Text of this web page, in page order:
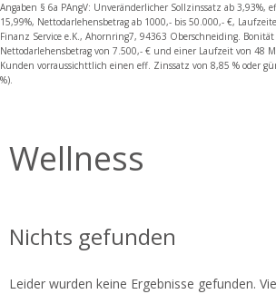
Angaben § 6a PAngV: Unveränderlicher Sollzinssatz ab 3,93%,
15,99%, Nettodarlehensbetrag ab 1000,- bis 50.000,- €,
Finanz Service e.K., Ahornring7, 94363 Oberschneiding. Bonität
Nettodarlehensbetrag von 7.500,- € und einer Laufzeit von 48
Kunden vorraussichttlich einen eff. Zinssatz von 8,85 % oder
%).
Wellness
Nichts gefunden
Leider wurden keine Ergebnisse gefunden.